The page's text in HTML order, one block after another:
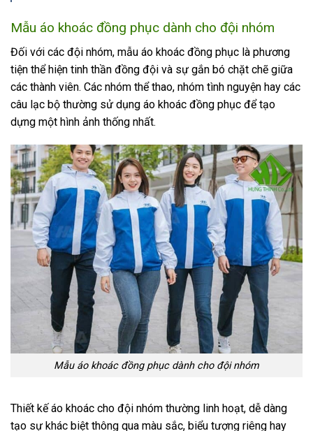
Mẫu áo khoác đồng phục dành cho đội nhóm
Đối với các đội nhóm, mẫu áo khoác đồng phục là phương
tiện thể hiện tinh thần đồng đội và sự gắn bó chặt chẽ giữa
các thành viên. Các nhóm thể thao, nhóm tình nguyện hay các
câu lạc bộ thường sử dụng áo khoác đồng phục để tạo
dựng một hình ảnh thống nhất.
Mẫu áo khoác đồng phục dành cho đội nhóm
Thiết kế áo khoác cho đội nhóm thường linh hoạt, dễ dàng
tạo sự khác biệt thông qua màu sắc, biểu tượng riêng hay